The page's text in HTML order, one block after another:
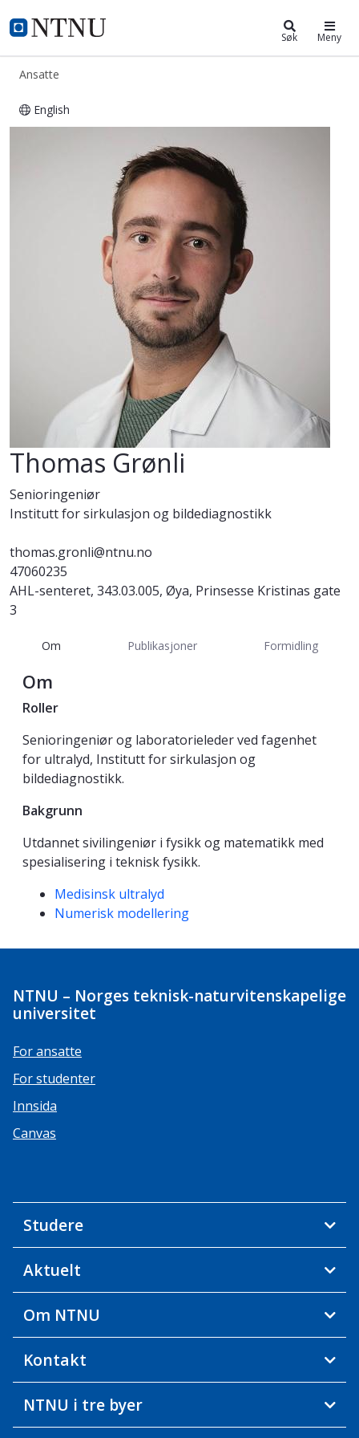
NTNU Hjemmeside
ntnu.no Søk Meny
Ansatte
English
Thomas Grønli
Senioringeniør
Institutt for sirkulasjon og bildediagnostikk
thomas.gronli@ntnu.no
47060235
AHL-senteret, 343.03.005, Øya, Prinsesse Kristinas gate
3
Om Publikasjoner Formidling
Om
Roller
Senioringeniør og laboratorieleder ved fagenhet
for ultralyd, Institutt for sirkulasjon og
bildediagnostikk.
Bakgrunn
Utdannet sivilingeniør i fysikk og matematikk med
spesialisering i teknisk fysikk.
Kompetanseord
Medisinsk ultralyd
Numerisk modellering
NTNU – Norges teknisk-naturvitenskapelige
universitet
For ansatte
For studenter
Innsida
Canvas
Studere
Aktuelt
Om NTNU
Kontakt
NTNU i tre byer